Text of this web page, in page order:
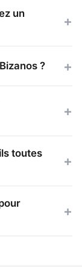
un
?
toutes